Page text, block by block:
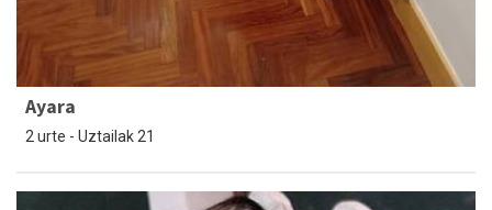
Ayara
2 urte - Uztailak 21